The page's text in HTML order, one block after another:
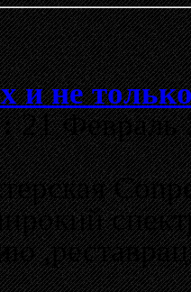
и не
21 Февраль